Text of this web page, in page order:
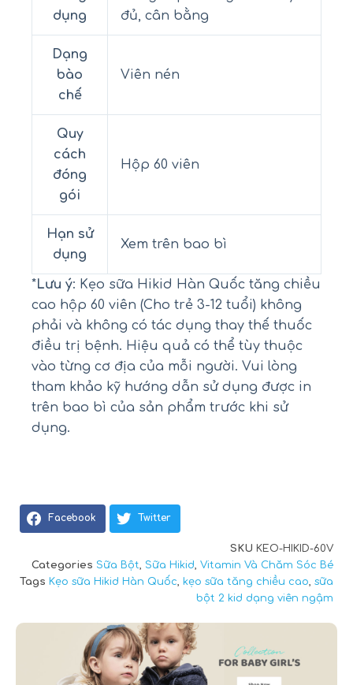
dụng
đủ, cân bằng
Dạng
bào
chế
Viên nén
Quy
cách
đóng
gói
Hộp 60 viên
Hạn sử
dụng
Xem trên bao bì
*Lưu ý: Kẹo sữa Hikid Hàn Quốc tăng chiều
cao hộp 60 viên (Cho trẻ 3-12 tuổi) không
phải và không có tác dụng thay thế thuốc
điều trị bệnh. Hiệu quả có thể tùy thuộc
vào từng cơ địa của mỗi người. Vui lòng
tham khảo kỹ hướng dẫn sử dụng được in
trên bao bì của sản phẩm trước khi sử
dụng.
Facebook Twitter
SKU KEO-HIKID-60V
Categories Sữa Bột Sữa Hikid Vitamin Và Chăm Sóc Bé
Tags Kẹo sữa Hikid Hàn Quốc kẹo sữa tăng chiều cao sữa
bột 2 kid dạng viên ngậm